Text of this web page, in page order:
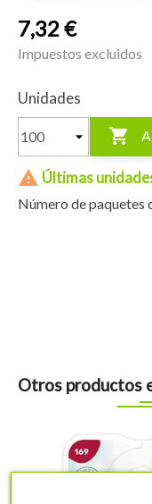
7,32 €
Impuestos excluidos
Unidades

 Últimas
Número de paquetes
Otros productos